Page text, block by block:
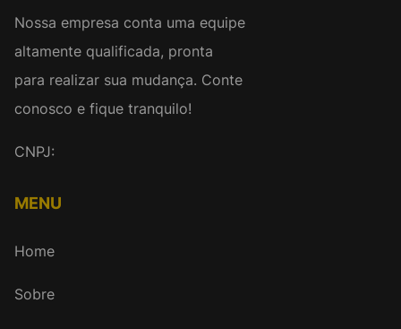
Nossa empresa conta uma equipe
altamente qualificada, pronta
para realizar sua mudança. Conte
conosco e fique tranquilo!
CNPJ:
MENU
Home
Sobre